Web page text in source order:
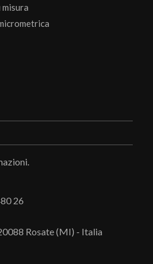
26
Rosate (MI) - Italia